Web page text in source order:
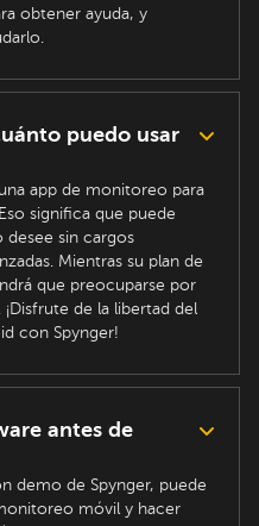
obtener ayuda, y
puedo usar
app de monitoreo para
significa que puede
sin cargos
Mientras su plan de
que preocuparse por
de la libertad del
con Spynger!
antes de
demo de Spynger, puede
móvil y hacer